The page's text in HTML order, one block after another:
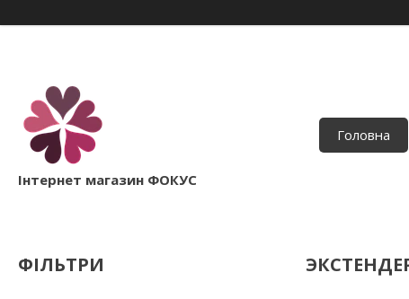
Інтернет магазин ФОКУС
Головна
ФІЛЬТРИ